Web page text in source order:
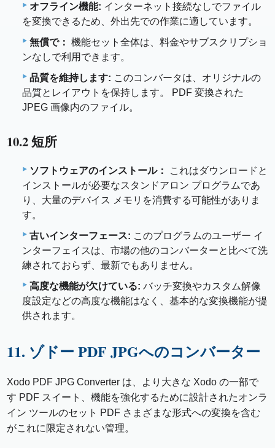
オフライン機能: インターネット接続なしでファイル
を変換できるため、外出先での作業に適しています。
無償で： 機能セット全体は、料金やサブスクリプショ
ンなしで利用できます。
品質を維持します: このコンバータは、オリジナルの
品質とレイアウトを保持します。 PDF 変換された
JPEG 画像内のファイル。
10.2 短所
ソフトウェアのインストール：
これはダウンロードと
インストールが必要なスタンドアロン プログラムであ
り、大量のデバイス メモリを消費する可能性がありま
す。
古いインターフェース: このプログラムのユーザー イ
ンターフェイスは、市場の他のコンバーターと比べて洗
練されておらず、最新でもありません。
高度な機能が欠けている: バッチ変換やカスタム解像
度設定などの高度な機能はなく、基本的な変換機能が提
供されます。
11. ゾドー PDF JPGへのコンバーター
Xodo PDF JPG Converter は、より大きな Xodo の一部で
す PDF スイート、機能を強化するために設計されたオンラ
イン ツールのセット PDF さまざまな形式への変換を含む
がこれに限定されない管理。